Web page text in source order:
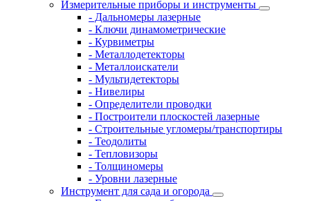
Измерительные приборы и инструменты
- Дальномеры лазерные
- Ключи динамометрические
- Курвиметры
- Металлодетекторы
- Металлоискатели
- Мультидетекторы
- Нивелиры
- Определители проводки
- Построители плоскостей лазерные
- Строительные угломеры/транспортиры
- Теодолиты
- Тепловизоры
- Толщиномеры
- Уровни лазерные
Инструмент для сада и огорода